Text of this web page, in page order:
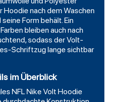
Hoodie nach dem Waschen
Form behält. Ein
bleiben auch nach
sodass der Volt-
Schriftzug lange sichtbar
im Überblick
NFL Nike Volt Hoodie